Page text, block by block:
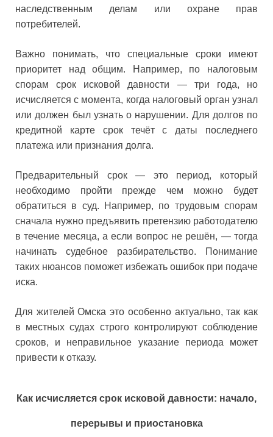
наследственным делам или охране прав
потребителей.
Важно понимать, что специальные сроки имеют
приоритет над общим. Например, по налоговым
спорам срок исковой давности — три года, но
исчисляется с момента, когда налоговый орган узнал
или должен был узнать о нарушении. Для долгов по
кредитной карте срок течёт с даты последнего
платежа или признания долга.
Предварительный срок — это период, который
необходимо пройти прежде чем можно будет
обратиться в суд. Например, по трудовым спорам
сначала нужно предъявить претензию работодателю
в течение месяца, а если вопрос не решён, — тогда
начинать судебное разбирательство. Понимание
таких нюансов поможет избежать ошибок при подаче
иска.
Для жителей Омска это особенно актуально, так как
в местных судах строго контролируют соблюдение
сроков, и неправильное указание периода может
привести к отказу.
Как исчисляется срок исковой давности: начало,
перерывы и приостановка